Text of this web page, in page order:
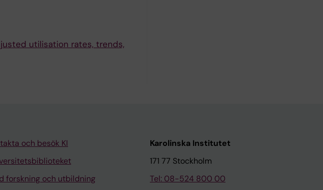
utilisation rates, trends,
och besök KI
forskning och utbildning
Karolinska Institutet
171 77 Stockholm
Tel: 08-524 800 00